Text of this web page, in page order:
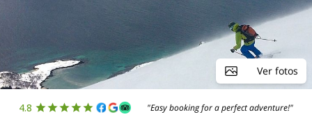
Ver fotos
4.8 "Easy booking for a perfect adventure!"